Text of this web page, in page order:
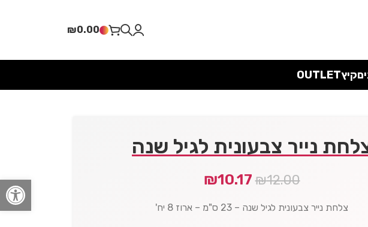
פתח
₪0.00
קיץOUTLET
נייר צבעונית לגיל שנה
₪12.00
₪10.17
צלחת נייר צבעונית לגיל שנה – 23 ס"מ – ארוז 8 יח'